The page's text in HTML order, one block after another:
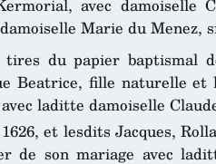
avec damoiselle
Marie du Menez,
tires du papier baptismal
Beatrice, fille naturelle et
laditte damoiselle
et lesdits Jacques,
de son mariage avec